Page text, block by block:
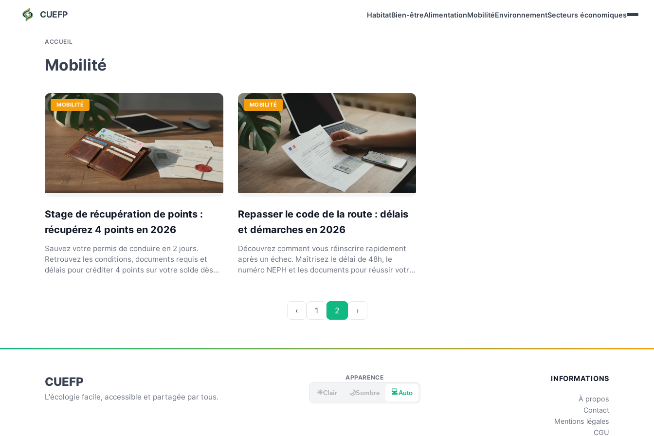
CUEFP HabitatBien-êtreAlimentationMobilitéEnvironnementSecteurs économiques
ACCUEIL
Mobilité
MOBILITÉ
Stage de récupération de points :
récupérez 4 points en 2026
Sauvez votre permis de conduire en 2 jours.
Retrouvez les conditions, documents requis et
délais pour créditer 4 points sur votre solde dès
MOBILITÉ
Repasser le code de la route : délais
et démarches en 2026
Découvrez comment vous réinscrire rapidement
après un échec. Maîtrisez le délai de 48h, le
numéro NEPH et les documents pour réussir votre
‹ 1 2 ›
CUEFP
L'écologie facile, accessible et partagée par tous.
APPARENCE
☀️Clair 🌙Sombre 💻Auto
INFORMATIONS
À propos
Contact
Mentions légales
CGU